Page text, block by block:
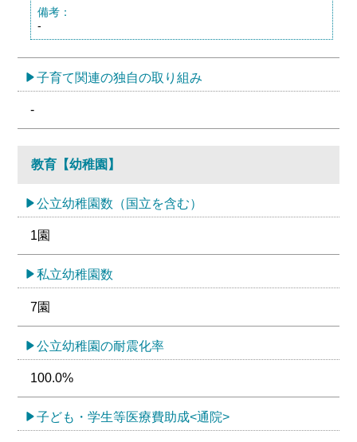
備考：
-
子育て関連の独自の取り組み
-
教育【幼稚園】
公立幼稚園数（国立を含む）
1園
私立幼稚園数
7園
公立幼稚園の耐震化率
100.0%
子ども・学生等医療費助成<通院>